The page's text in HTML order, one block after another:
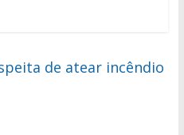
de atear incêndio